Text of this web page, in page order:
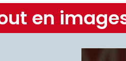
en